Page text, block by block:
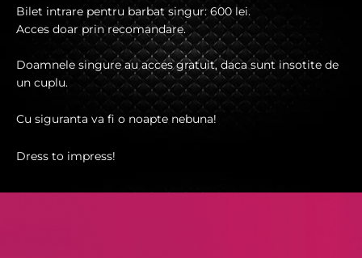
Bilet intrare pentru barbat singur: 600 lei.
Acces doar prin recomandare.
Doamnele singure au acces gratuit, daca sunt insotite de
un cuplu.
Cu siguranta va fi o noapte nebuna!
Dress to impress!